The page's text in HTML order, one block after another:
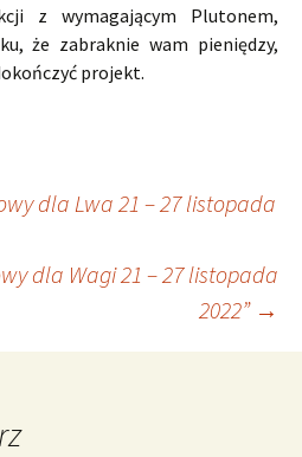
z wymagającym Plutonem,
że zabraknie wam pieniędzy,
projekt.
dla Lwa 21 – 27 listopada
dla Wagi 21 – 27 listopada
2022” →